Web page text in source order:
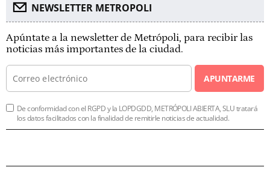
NEWSLETTER METROPOLI
Apúntate a la newsletter de Metrópoli, para recibir las
noticias más importantes de la ciudad.
APUNTARME
De conformidad con el RGPD y la LOPDGDD, METRÓPOLI ABIERTA, SLU tratará
los datos facilitados con la finalidad de remitirle noticias de actualidad.